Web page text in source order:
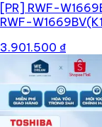
[PR] RWF-
RWF-
3.901.500 ₫